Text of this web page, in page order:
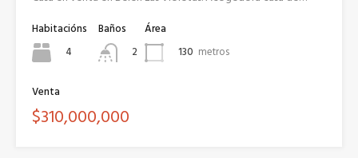
Habitacións
4
Baños
2
Área
130 metros
Venta
$310,000,000